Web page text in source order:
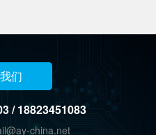
们
/ 18823451083
china.net